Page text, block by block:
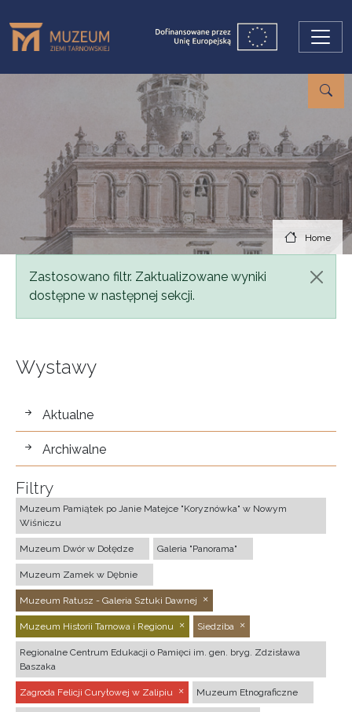
Home
Status message
Zastosowano filtr. Zaktualizowane wyniki
dostępne w następnej sekcji.
Wystawy
wystawy
Aktualne
Archiwalne
Filtry
Muzeum Pamiątek po Janie Matejce "Koryznówka" w Nowym
Wiśniczu
Muzeum Dwór w Dołędze Galeria "Panorama"
Muzeum Zamek w Dębnie
Muzeum Ratusz - Galeria Sztuki Dawnej
Muzeum Historii Tarnowa i Regionu Siedziba
Regionalne Centrum Edukacji o Pamięci im. gen. bryg. Zdzisława
Baszaka
Zagroda Felicji Curyłowej w Zalipiu Muzeum Etnograficzne